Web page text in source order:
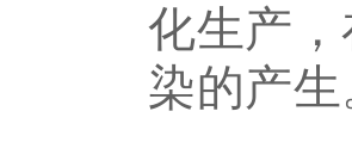
化生产
染的产生